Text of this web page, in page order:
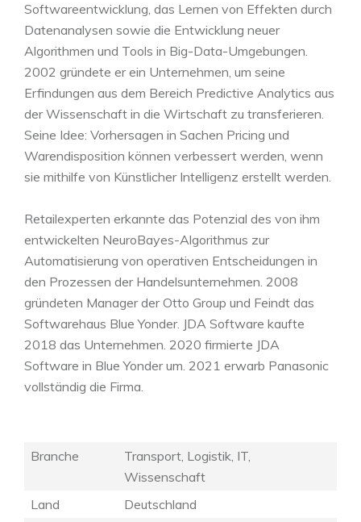
Softwareentwicklung, das Lernen von Effekten durch
Datenanalysen sowie die Entwicklung neuer
Algorithmen und Tools in Big-Data-Umgebungen.
2002 gründete er ein Unternehmen, um seine
Erfindungen aus dem Bereich Predictive Analytics aus
der Wissenschaft in die Wirtschaft zu transferieren.
Seine Idee: Vorhersagen in Sachen Pricing und
Warendisposition können verbessert werden, wenn
sie mithilfe von Künstlicher Intelligenz erstellt werden.
Retailexperten erkannte das Potenzial des von ihm
entwickelten NeuroBayes-Algorithmus zur
Automatisierung von operativen Entscheidungen in
den Prozessen der Handelsunternehmen. 2008
gründeten Manager der Otto Group und Feindt das
Softwarehaus Blue Yonder. JDA Software kaufte
2018 das Unternehmen. 2020 firmierte JDA
Software in Blue Yonder um. 2021 erwarb Panasonic
vollständig die Firma.
Branche
Transport, Logistik, IT,
Wissenschaft
Land
Deutschland